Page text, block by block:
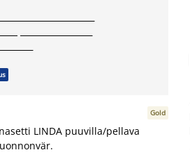
LINDA puuvilla/pellava
Gold